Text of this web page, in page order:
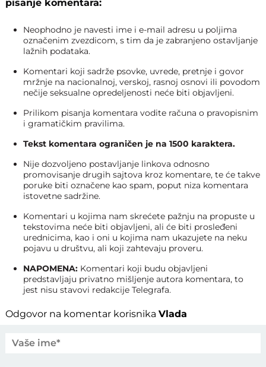
pisanje komentara:
Neophodno je navesti ime i e-mail adresu u poljima
označenim zvezdicom, s tim da je zabranjeno ostavljanje
lažnih podataka.
Komentari koji sadrže psovke, uvrede, pretnje i govor
mržnje na nacionalnoj, verskoj, rasnoj osnovi ili povodom
nečije seksualne opredeljenosti neće biti objavljeni.
Prilikom pisanja komentara vodite računa o pravopisnim
i gramatičkim pravilima.
Tekst komentara ograničen je na 1500 karaktera.
Nije dozvoljeno postavljanje linkova odnosno
promovisanje drugih sajtova kroz komentare, te će takve
poruke biti označene kao spam, poput niza komentara
istovetne sadržine.
Komentari u kojima nam skrećete pažnju na propuste u
tekstovima neće biti objavljeni, ali će biti prosleđeni
urednicima, kao i oni u kojima nam ukazujete na neku
pojavu u društvu, ali koji zahtevaju proveru.
NAPOMENA: Komentari koji budu objavljeni
predstavljaju privatno mišljenje autora komentara, to
jest nisu stavovi redakcije Telegrafa.
Odgovor na komentar korisnikaVlada